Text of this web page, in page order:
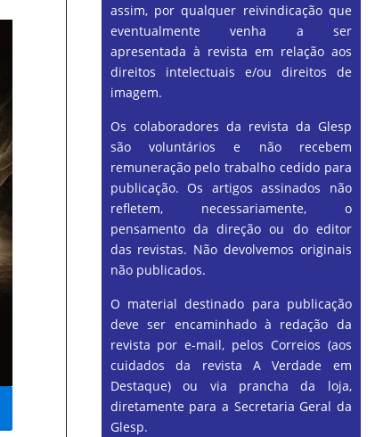
assim, por qualquer reivindicação que
eventualmente venha a ser
apresentada à revista em relação aos
direitos intelectuais e/ou direitos de
imagem.
Os colaboradores da revista da Glesp
são voluntários e não recebem
remuneração pelo trabalho cedido para
publicação. Os artigos assinados não
refletem, necessariamente, o
pensamento da direção ou do editor
das revistas. Não devolvemos originais
não publicados.
O material destinado para publicação
deve ser encaminhado à redação da
revista por e-mail, pelos Correios (aos
cuidados da revista A Verdade em
Destaque) ou via prancha da loja,
diretamente para a Secretaria Geral da
Glesp.